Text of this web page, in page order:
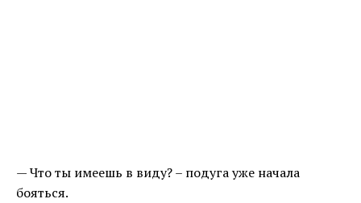
— Что ты имеешь в виду? – подуга уже начала
бояться.